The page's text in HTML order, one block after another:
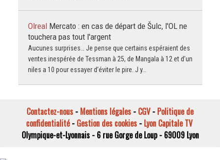
Olreal Mercato : en cas de départ de Šulc, l'OL ne
touchera pas tout l'argent
Aucunes surprises… Je pense que certains espéraient des
ventes inespérée de Tessman à 25, de Mangala à 12 et d’un
niles a 10 pour essayer d’éviter le pire. J y…
Contactez-nous - Mentions légales - CGV- Politique de
confidentialité- Gestion des cookies- Lyon Capitale TV
Olympique-et-Lyonnais - 6 rue Gorge de Loup - 69009 Lyon